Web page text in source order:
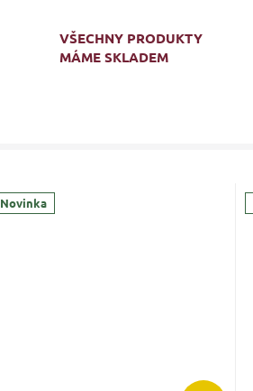
VŠECHNY PRODUKTY
MÁME SKLADEM
Novinka